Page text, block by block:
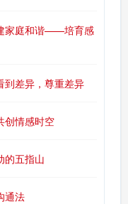
家庭和谐——培育感
差异，尊重差异
情感时空
的五指山
通法